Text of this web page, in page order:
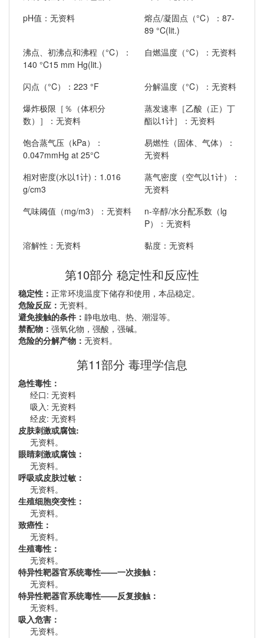
pH值：无资料
熔点/凝固点（°C）：87-
89 °C(lit.)
沸点、初沸点和沸程（°C）：
140 °C15 mm Hg(lit.)
自燃温度（°C）：无资料
闪点（°C）：223 °F
分解温度（°C）：无资料
爆炸极限［％（体积分
数）］：无资料
蒸发速率［乙酸（正）丁
酯以1计］：无资料
饱合蒸气压（kPa）：
0.047mmHg at 25°C
易燃性（固体、气体）：
无资料
相对密度(水以1计)：1.016
g/cm3
蒸气密度（空气以1计）：
无资料
气味阈值（mg/m3）：无资料
n-辛醇/水分配系数（lg
P）：无资料
溶解性：无资料
黏度：无资料
第10部分 稳定性和反应性
稳定性： 正常环境温度下储存和使用，本品稳定。
危险反应： 无资料。
避免接触的条件： 静电放电、热、潮湿等。
禁配物： 强氧化物，强酸，强碱。
危险的分解产物： 无资料。
第11部分 毒理学信息
急性毒性：
经口: 无资料
吸入: 无资料
经皮: 无资料
皮肤刺激或腐蚀:
无资料。
眼睛刺激或腐蚀：
无资料。
呼吸或皮肤过敏：
无资料。
生殖细胞突变性：
无资料。
致癌性：
无资料。
生殖毒性：
无资料。
特异性靶器官系统毒性——一次接触：
无资料。
特异性靶器官系统毒性——反复接触：
无资料。
吸入危害：
无资料。